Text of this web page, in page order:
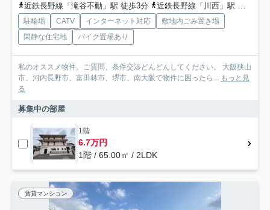
近鉄長野線「滝谷不動」駅 徒歩3分
近鉄長野線「川西」駅 徒歩18分
駐輪場 CATV インターネット対応
敷地内ごみ置き場
閑静な住宅地
バイク置場あり
私のオススメ物件。ご質問、条件交渉どんどんしてください。 大阪狭山
市、河内長野市、富田林市、堺市、南大阪で物件に困ったら... もっと見
る
募集中の部屋
1階
6.7万円
1階 / 65.00㎡ / 2LDK
賃貸マンション